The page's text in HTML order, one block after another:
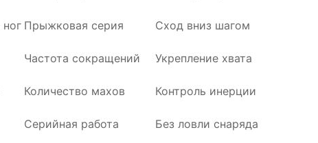
Прыжковая серия Сход вниз шагом
Частота сокращений Укрепление хвата
Количество махов Контроль инерции
Серийная работа Без ловли снаряда